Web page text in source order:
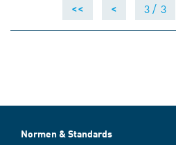
<< < 3 / 3
Normen & Standards